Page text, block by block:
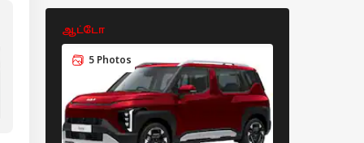
ஆட்டோ
5 Photos